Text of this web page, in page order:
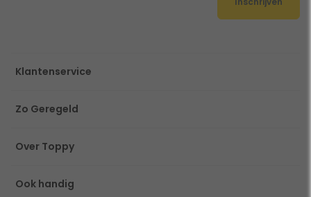
Klantenservice
Zo Geregeld
Over Toppy
Ook handig